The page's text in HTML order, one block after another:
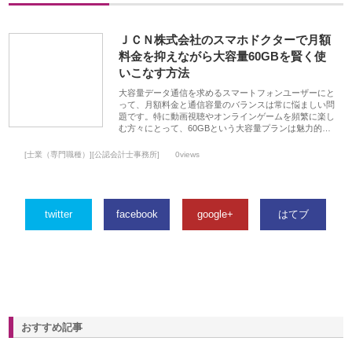
ＪＣＮ株式会社のスマホドクターで月額
料金を抑えながら大容量60GBを賢く使
いこなす方法
大容量データ通信を求めるスマートフォンユーザーにと
って、月額料金と通信容量のバランスは常に悩ましい問
題です。特に動画視聴やオンラインゲームを頻繁に楽し
む方々にとって、60GBという大容量プランは魅力的…
[士業（専門職種）][公認会計士事務所] 0views
twitter facebook google+ はてブ
おすすめ記事